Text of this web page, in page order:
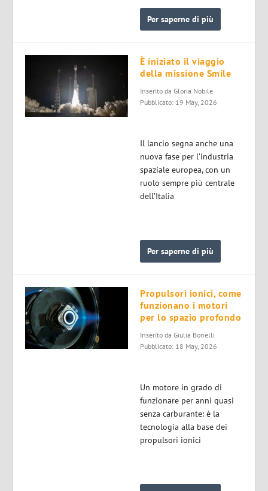
Per saperne di più
È iniziato il viaggio
della missione Smile
Inserito da Gloria Nobile
Pubblicato: 19 May, 2026
Il lancio segna anche una
nuova fase per l’industria
spaziale europea, con un
ruolo sempre più centrale
dell’Italia
Per saperne di più
Propulsori ionici, come
funzionano i motori
per lo spazio profondo
Inserito da Giulia Bonelli
Pubblicato: 18 May, 2026
Un motore in grado di
funzionare per anni quasi
senza carburante: è la
tecnologia alla base dei
propulsori ionici